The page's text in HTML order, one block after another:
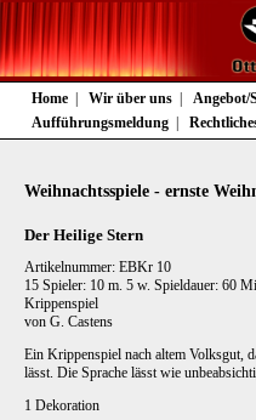
Navigation
überspringen
Home Wir über uns Angebot/
Aufführungsmeldung
Weihnachtsspiele - ernste
Der Heilige Stern
Artikelnummer: EBKr 10
15 Spieler: 10 m. 5 w. Spieldauer: 60
Krippenspiel
von G. Castens
Ein Krippenspiel nach altem Volksgut,
lässt. Die Sprache lässt wie
1 Dekoration